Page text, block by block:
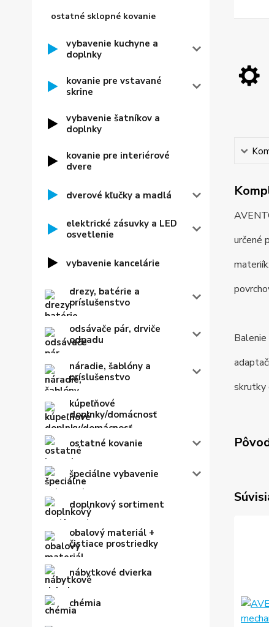
ostatné sklopné kovanie
vybavenie kuchyne a
doplnky
kovanie pre vstavané
skrine
vybavenie šatníkov a
doplnky
kovanie pre interiérové
dvere
dverové kľučky a madlá
elektrické zásuvky a LED
osvetlenie
vybavenie kancelárie
drezy, batérie a
príslušenstvo
odsávače pár, drviče
odpadu
náradie, šablóny a
príslušenstvo
kúpeľňové
doplnky/domácnosť
ostatné kovanie
špeciálne vybavenie
doplnkový sortiment
obalový materiál +
čistiace prostriedky
nábytkové dvierka
chémia
určené
Balenie
skrutky